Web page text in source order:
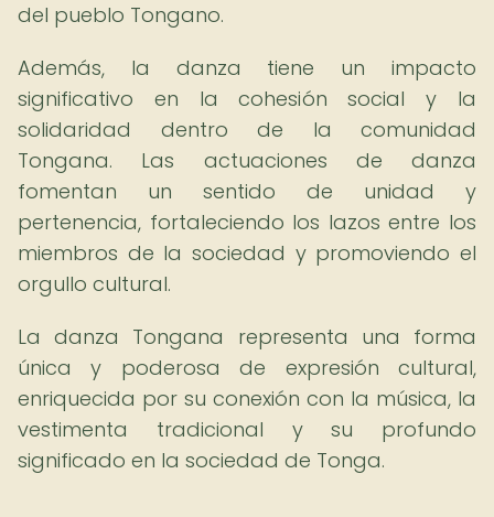
del pueblo Tongano.
Además, la danza tiene un impacto
significativo en la cohesión social y la
solidaridad dentro de la comunidad
Tongana. Las actuaciones de danza
fomentan un sentido de unidad y
pertenencia, fortaleciendo los lazos entre los
miembros de la sociedad y promoviendo el
orgullo cultural.
La danza Tongana representa una forma
única y poderosa de expresión cultural,
enriquecida por su conexión con la música, la
vestimenta tradicional y su profundo
significado en la sociedad de Tonga.